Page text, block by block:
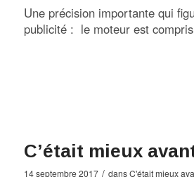
Une précision importante qui
publicité : le moteur est
C’était mieux
14 septembre 2017 / dansC'était mieux